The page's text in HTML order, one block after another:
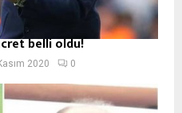
belli oldu!
2020 0